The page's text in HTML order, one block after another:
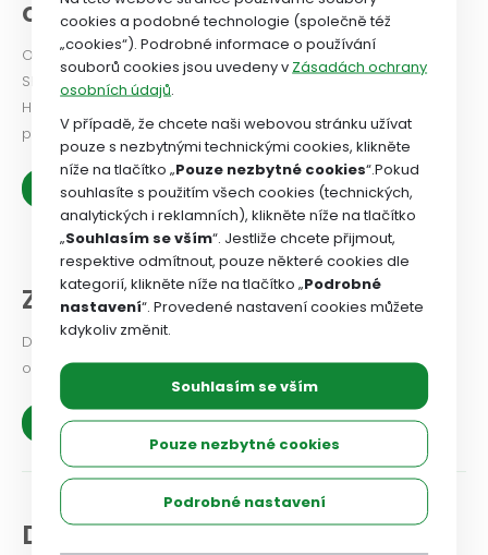
odborového svazu
Odborový svaz od roku 2024 vydává Newsletter. PODÍVEJTE
SE!
Historie OSZSP ČR se píše od roku 1990 a je nabitá prací ve
prospěch zaměstnanců.
Zobrazit více
Z našich organizací
Dejte odborovému svazu vědět, jaké problémy v odborové
organizaci řešíte, co se vám podařilo.
Zobrazit více
Diskuse a názory
cookies a podobné technologie (společně též
„cookies“). Podrobné informace o používání
souborů cookies jsou uvedeny v Zásadách ochrany
osobních údajů.
V případě, že chcete naši webovou stránku užívat
pouze s nezbytnými technickými cookies, klikněte
níže na tlačítko „Pouze nezbytné cookies“.Pokud
souhlasíte s použitím všech cookies (technických,
analytických i reklamních), klikněte níže na tlačítko
„Souhlasím se vším“. Jestliže chcete přijmout,
respektive odmítnout, pouze některé cookies dle
kategorií, klikněte níže na tlačítko „Podrobné
nastavení“. Provedené nastavení cookies můžete
kdykoliv změnit.
Souhlasím se vším
Pouze nezbytné cookies
Podrobné nastavení